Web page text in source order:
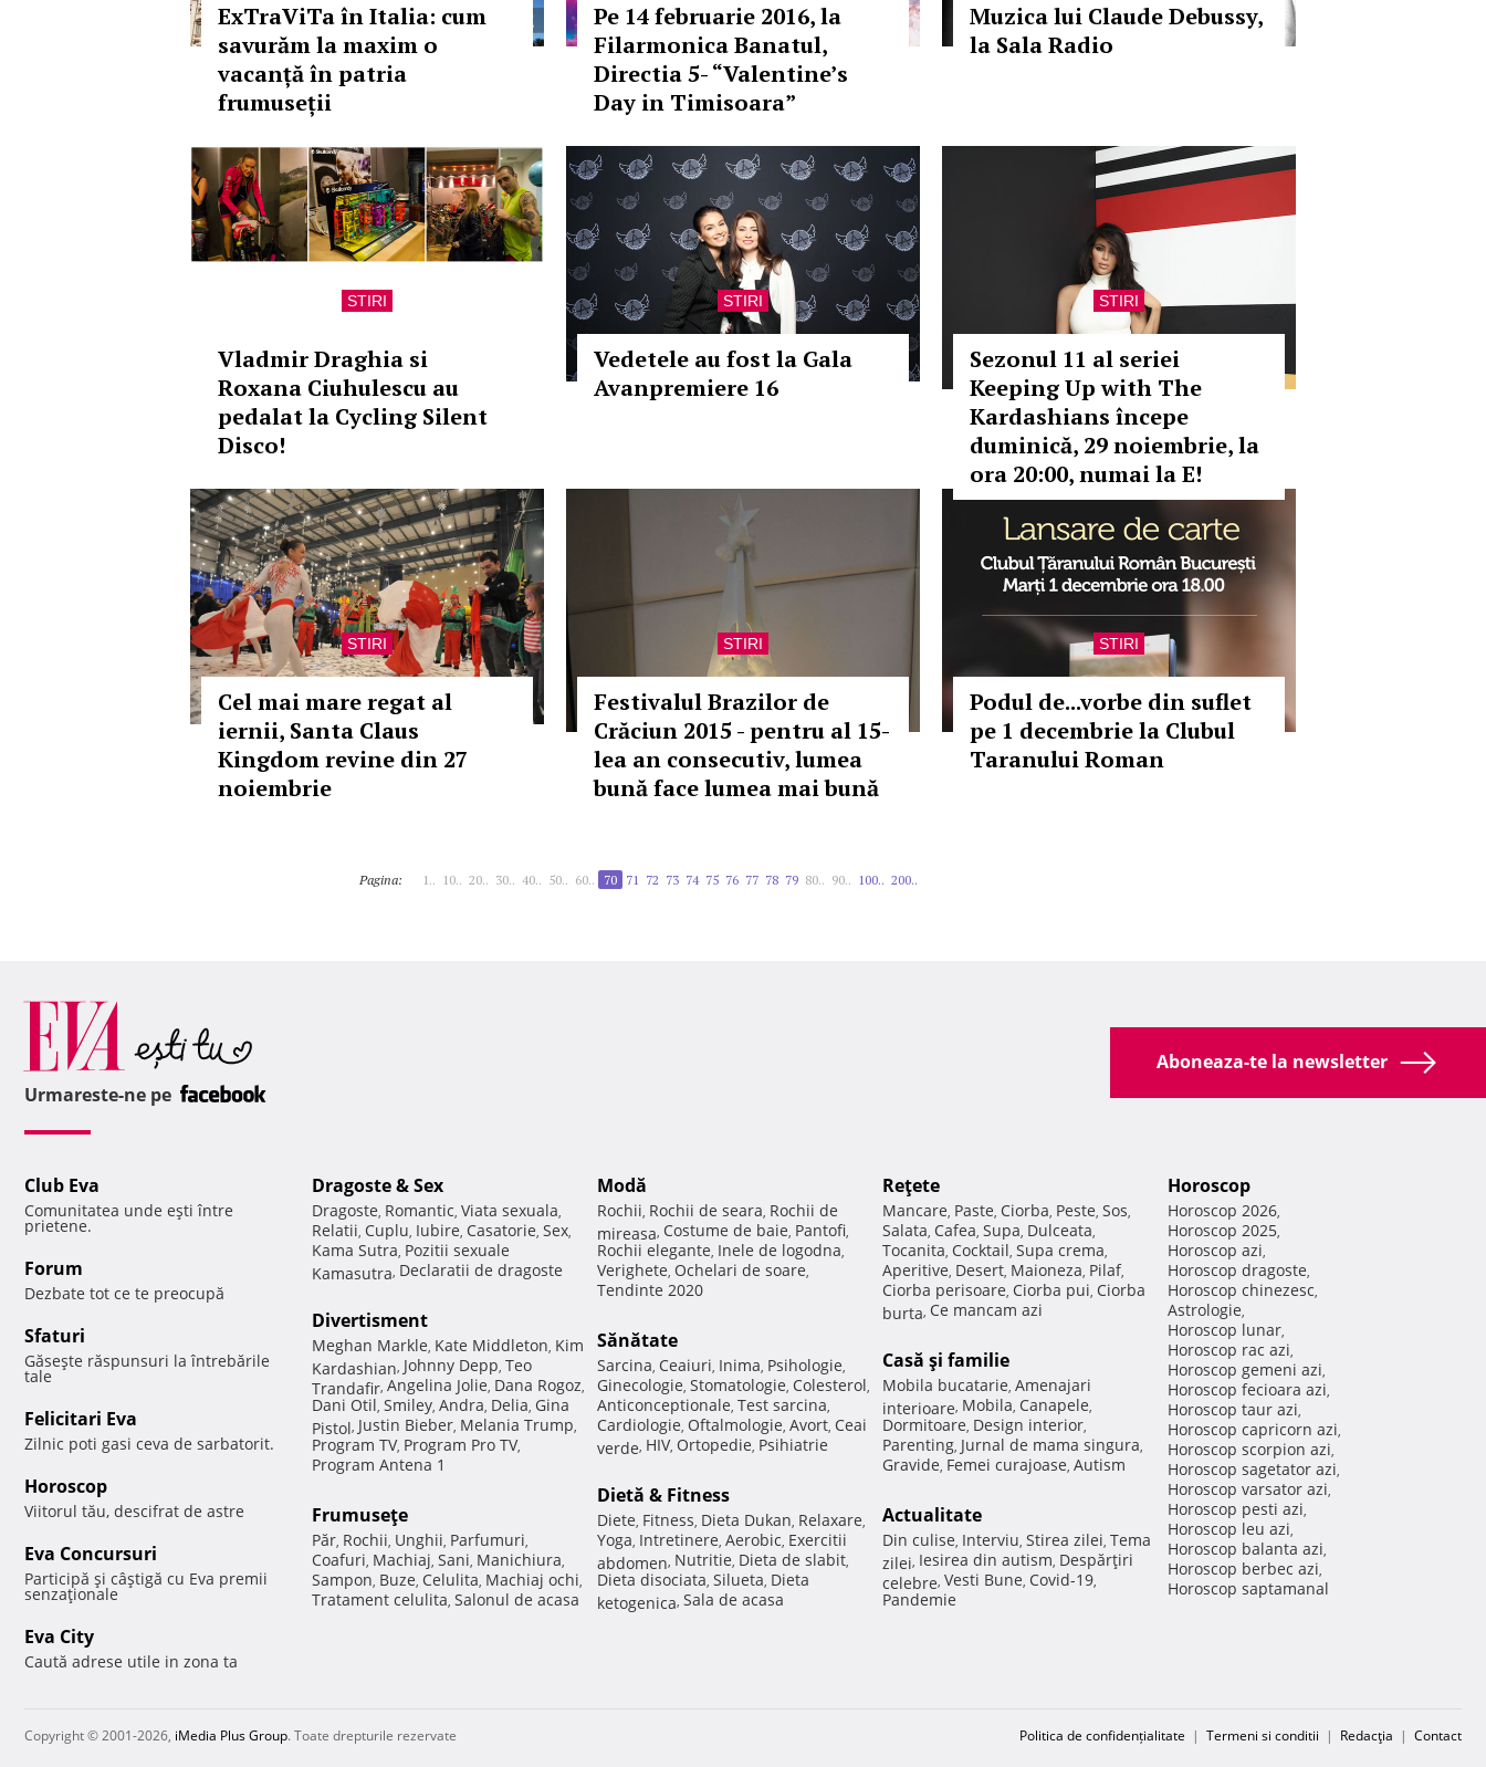
ExTraViTa în Italia: cum
savurăm la maxim o
vacanță în patria
frumuseții
Pe 14 februarie 2016, la
Filarmonica Banatul,
Directia 5- “Valentine’s
Day in Timisoara”
Muzica lui Claude Debussy,
la Sala Radio
STIRI
Vladmir Draghia si
Roxana Ciuhulescu au
pedalat la Cycling Silent
Disco!
STIRI
Vedetele au fost la Gala
Avanpremiere 16
STIRI
Sezonul 11 al seriei
Keeping Up with The
Kardashians începe
duminică, 29 noiembrie, la
ora 20:00, numai la E!
STIRI
Cel mai mare regat al
iernii, Santa Claus
Kingdom revine din 27
noiembrie
STIRI
Festivalul Brazilor de
Crăciun 2015 - pentru al 15-
lea an consecutiv, lumea
bună face lumea mai bună
STIRI
Podul de...vorbe din suflet
pe 1 decembrie la Clubul
Taranului Roman
Pagina: 1.. 10.. 20.. 30.. 40.. 50.. 60.. 70 71 72 73 74 75 76 77 78 79 80.. 90.. 100.. 200..
Aboneaza-te la newsletter
Urmareste-ne pe
Club Eva
Comunitatea unde eşti între
prietene.
Forum
Dezbate tot ce te preocupă
Sfaturi
Găseşte răspunsuri la întrebările
tale
Felicitari Eva
Zilnic poti gasi ceva de sarbatorit.
Horoscop
Viitorul tău, descifrat de astre
Eva Concursuri
Participă şi câştigă cu Eva premii
senzaţionale
Eva City
Caută adrese utile in zona ta
Dragoste & Sex
Dragoste, Romantic, Viata sexuala,
Relatii, Cuplu, Iubire, Casatorie, Sex,
Kama Sutra, Pozitii sexuale
Kamasutra, Declaratii de dragoste
Divertisment
Meghan Markle, Kate Middleton, Kim
Kardashian, Johnny Depp, Teo
Trandafir, Angelina Jolie, Dana Rogoz,
Dani Otil, Smiley, Andra, Delia, Gina
Pistol, Justin Bieber, Melania Trump,
Program TV, Program Pro TV,
Program Antena 1
Frumuseţe
Păr, Rochii, Unghii, Parfumuri,
Coafuri, Machiaj, Sani, Manichiura,
Sampon, Buze, Celulita, Machiaj ochi,
Tratament celulita, Salonul de acasa
Modă
Rochii, Rochii de seara, Rochii de
mireasa, Costume de baie, Pantofi,
Rochii elegante, Inele de logodna,
Verighete, Ochelari de soare,
Tendinte 2020
Sănătate
Sarcina, Ceaiuri, Inima, Psihologie,
Ginecologie, Stomatologie, Colesterol,
Anticonceptionale, Test sarcina,
Cardiologie, Oftalmologie, Avort, Ceai
verde, HIV, Ortopedie, Psihiatrie
Dietă & Fitness
Diete, Fitness, Dieta Dukan, Relaxare,
Yoga, Intretinere, Aerobic, Exercitii
abdomen, Nutritie, Dieta de slabit,
Dieta disociata, Silueta, Dieta
ketogenica, Sala de acasa
Reţete
Mancare, Paste, Ciorba, Peste, Sos,
Salata, Cafea, Supa, Dulceata,
Tocanita, Cocktail, Supa crema,
Aperitive, Desert, Maioneza, Pilaf,
Ciorba perisoare, Ciorba pui, Ciorba
burta, Ce mancam azi
Casă şi familie
Mobila bucatarie, Amenajari
interioare, Mobila, Canapele,
Dormitoare, Design interior,
Parenting, Jurnal de mama singura,
Gravide, Femei curajoase, Autism
Actualitate
Din culise, Interviu, Stirea zilei, Tema
zilei, Iesirea din autism, Despărţiri
celebre, Vesti Bune, Covid-19,
Pandemie
Horoscop
Horoscop 2026,
Horoscop 2025,
Horoscop azi,
Horoscop dragoste,
Horoscop chinezesc,
Astrologie,
Horoscop lunar,
Horoscop rac azi,
Horoscop gemeni azi,
Horoscop fecioara azi,
Horoscop taur azi,
Horoscop capricorn azi,
Horoscop scorpion azi,
Horoscop sagetator azi,
Horoscop varsator azi,
Horoscop pesti azi,
Horoscop leu azi,
Horoscop balanta azi,
Horoscop berbec azi,
Horoscop saptamanal
Copyright © 2001-2026, iMedia Plus Group. Toate drepturile rezervate Politica de confidențialitate | Termeni si conditii | Redacţia | Contact